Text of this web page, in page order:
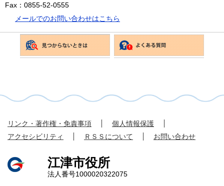
Fax：0855-52-0555
メールでのお問い合わせはこちら
リンク・著作権・免責事項
個人情報保護
アクセシビリティ
ＲＳＳについて お問い合わせ
江津市役所
法人番号1000020322075